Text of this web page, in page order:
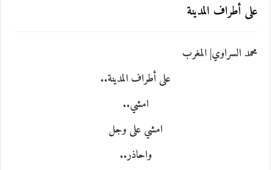
على أطراف المدينة
محمد السراوي| المغرب
على أطراف المدينة..
امشي..
امشي على وجل
واحاذر..